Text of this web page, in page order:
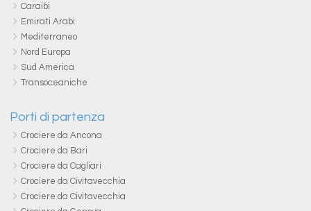
Caraibi
Emirati Arabi
Mediterraneo
Nord Europa
Sud America
Transoceaniche
Porti di partenza
Crociere da Ancona
Crociere da Bari
Crociere da Cagliari
Crociere da Civitavecchia
Crociere da Civitavecchia